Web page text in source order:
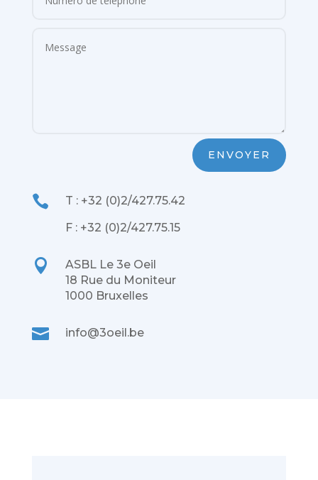
ENVOYER

T : +32 (0)2/427.75.42
F : +32 (0)2/427.75.15

ASBL Le 3e Oeil
18 Rue du Moniteur
1000 Bruxelles
 info@3oeil.be